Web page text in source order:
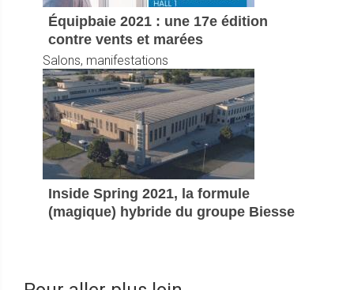
Équipbaie 2021 : une 17e édition
contre vents et marées
Salons, manifestations
Inside Spring 2021, la formule
(magique) hybride du groupe Biesse